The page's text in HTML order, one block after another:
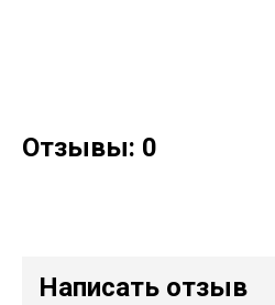
Отзывы: 0
Написать отзыв